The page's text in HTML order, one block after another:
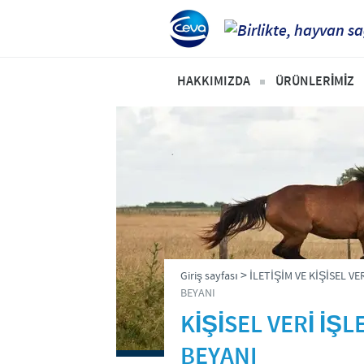
HAKKIMIZDA
Değerlerimiz
Kalite Politikamız
Ar & Ge
Üretim
Dünyada Ceva
ÜRÜNLERİMİZ
Küçükbaş
Pet
Giriş sayfası > İLETİŞİM VE KİŞİSEL
BEYANI
KİŞİSEL VERİ
BEYANI